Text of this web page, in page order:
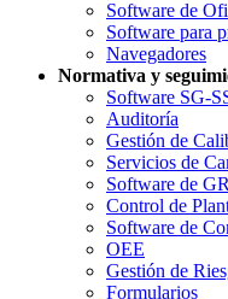
Software de
Software para
Navegadores
Normativa y
Software SG-
Auditoría
Gestión de
Servicios de
Software de
Control de
Software de
OEE
Gestión de
Formularios